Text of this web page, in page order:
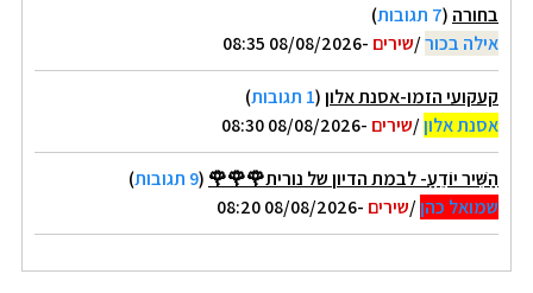
בחורה (7 תגובות
)
אילה בכור/שירים -08/08/2026 08:35
קעקועי הזמו-אסנת אלון(1 תגובות
)
אסנת אלון/שירים -08/08/2026 08:30
הַשִּׁיר יוֹדֵעַ- לבמת הדיון של נורית🌹🌹🌹 (9 תגובות
)
שמואל כהן/שירים -08/08/2026 08:20